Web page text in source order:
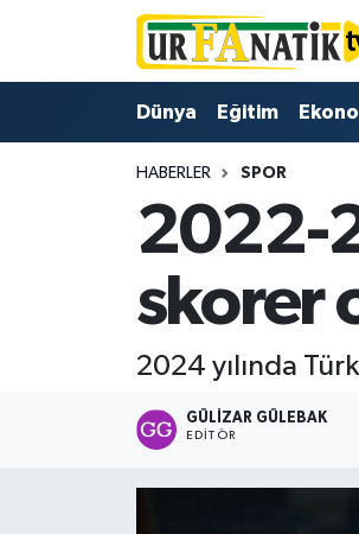
Dünya Eğitim
HABERLER SPOR
2022-
skorer
2024 yılında
GÜLIZAR GÜLEBAK
EDITÖR
Süper Lig Puan Durumu ve
Tüm Manşetler
Son Dakika Haberleri